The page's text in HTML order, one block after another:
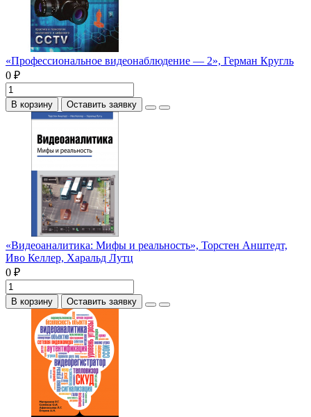
«Профессиональное видеонаблюдение — 2», Герман Кругль
0 ₽
В корзину Оставить заявку
«Видеоаналитика: Мифы и реальность», Торстен Анштедт,
Иво Келлер, Харальд Лутц
0 ₽
В корзину Оставить заявку